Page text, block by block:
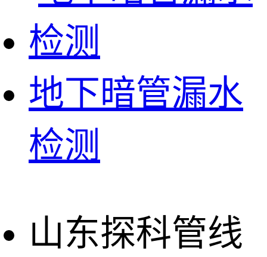
地下暗管漏水
检测
山东探科管线